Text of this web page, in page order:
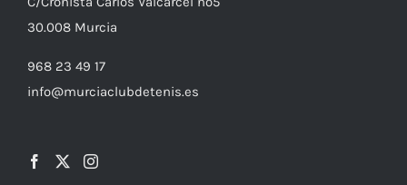
C/ Cronista Carlos Valcárcel nº5
30.008 Murcia
968 23 49 17
info@murciaclubdetenis.es